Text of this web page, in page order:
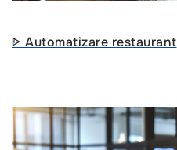
ᐈ Automatizare restaurant